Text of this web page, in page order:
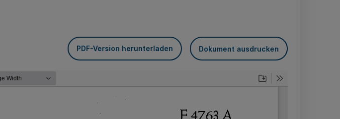
PDF-Version herunterladen Dokument ausdrucken